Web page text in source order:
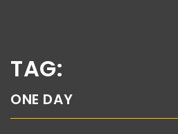
TAG:
ONE DAY